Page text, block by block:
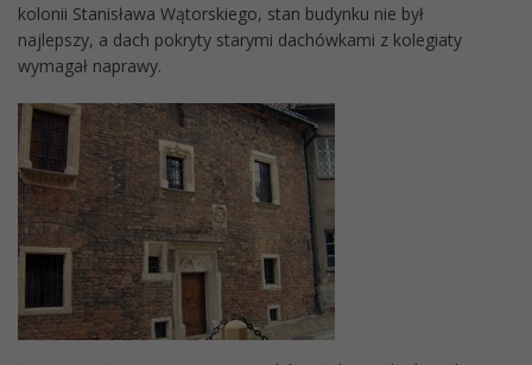
kolonii Stanisława Wątorskiego, stan budynku nie był
najlepszy, a dach pokryty starymi dachówkami z kolegiaty
wymagał naprawy.